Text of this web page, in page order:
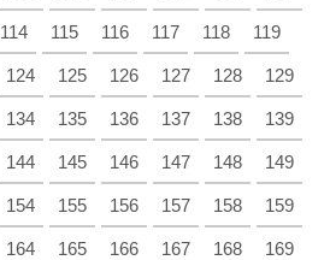
114 115 116 117 118 119
124 125 126 127 128 129
134 135 136 137 138 139
144 145 146 147 148 149
154 155 156 157 158 159
164 165 166 167 168 169